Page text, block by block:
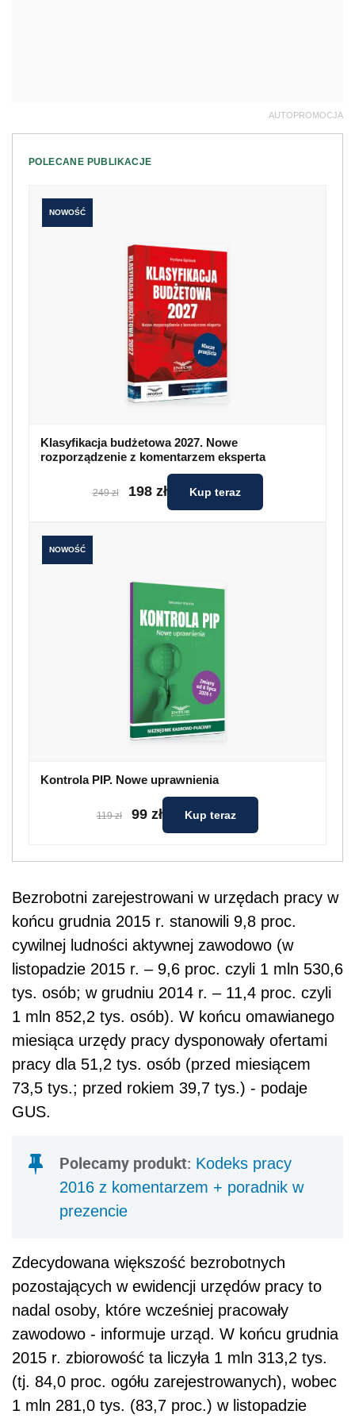
AUTOPROMOCJA
POLECANE PUBLIKACJE
NOWOŚĆ
Klasyfikacja budżetowa 2027. Nowe
rozporządzenie z komentarzem eksperta
249 zł 198 zł Kup teraz
NOWOŚĆ
Kontrola PIP. Nowe uprawnienia
119 zł 99 zł Kup teraz
Bezrobotni zarejestrowani w urzędach pracy w
końcu grudnia 2015 r. stanowili 9,8 proc.
cywilnej ludności aktywnej zawodowo (w
listopadzie 2015 r. – 9,6 proc. czyli 1 mln 530,6
tys. osób; w grudniu 2014 r. – 11,4 proc. czyli
1 mln 852,2 tys. osób). W końcu omawianego
miesiąca urzędy pracy dysponowały ofertami
pracy dla 51,2 tys. osób (przed miesiącem
73,5 tys.; przed rokiem 39,7 tys.) - podaje
GUS.
Polecamy produkt: Kodeks pracy
2016 z komentarzem + poradnik w
prezencie
Zdecydowana większość bezrobotnych
pozostających w ewidencji urzędów pracy to
nadal osoby, które wcześniej pracowały
zawodowo - informuje urząd. W końcu grudnia
2015 r. zbiorowość ta liczyła 1 mln 313,2 tys.
(tj. 84,0 proc. ogółu zarejestrowanych), wobec
1 mln 281,0 tys. (83,7 proc.) w listopadzie